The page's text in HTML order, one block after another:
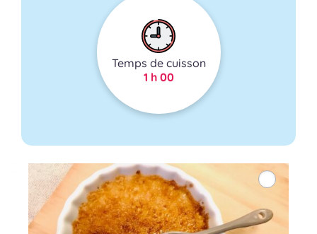
Temps de cuisson
1 h 00